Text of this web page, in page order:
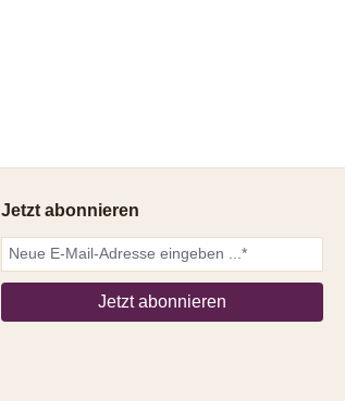
Jetzt abonnieren
Jetzt abonnieren